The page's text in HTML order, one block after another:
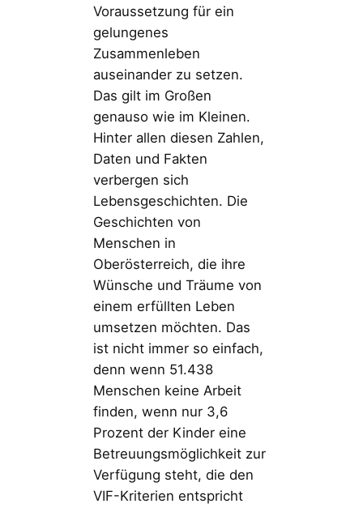
Voraussetzung für ein
gelungenes
Zusammenleben
auseinander zu setzen.
Das gilt im Großen
genauso wie im Kleinen.
Hinter allen diesen Zahlen,
Daten und Fakten
verbergen sich
Lebensgeschichten. Die
Geschichten von
Menschen in
Oberösterreich, die ihre
Wünsche und Träume von
einem erfüllten Leben
umsetzen möchten. Das
ist nicht immer so einfach,
denn wenn 51.438
Menschen keine Arbeit
finden, wenn nur 3,6
Prozent der Kinder eine
Betreuungsmöglichkeit zur
Verfügung steht, die den
VIF-Kriterien entspricht